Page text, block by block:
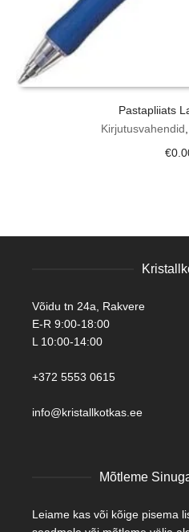
Pastapliiats
Kirjutusvahendid,
€
Võidu tn 24a, Rakvere
E-R 9:00-18:00
L 10:00-14:00
+372 5553 0615
info@kristallkotkas.ee
Mõtleme
Leiame kas või kõige pisema